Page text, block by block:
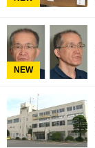
NEW